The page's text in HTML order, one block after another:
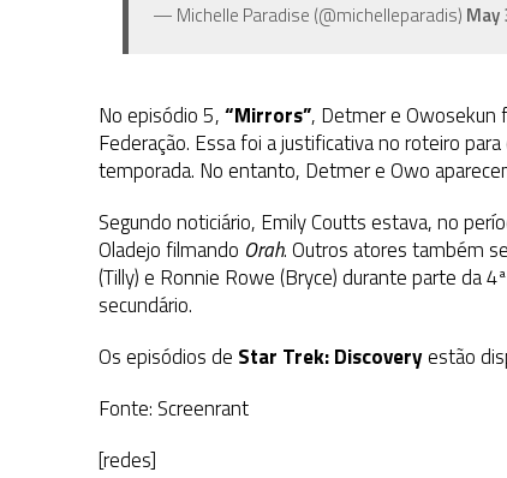
— Michelle Paradise (@michelleparadis) May
No episódio 5,“Mirrors”, Detmer e Owosekun
Federação. Essa foi a justificativa no roteiro
temporada. No entanto, Detmer e Owo
Segundo noticiário, Emily Coutts estava, no
Oladejo filmando Orah. Outros atores também
(Tilly) e Ronnie Rowe (Bryce) durante parte da
secundário.
Os episódios de Star Trek: Discoveryestão
Fonte: Screenrant
[redes]